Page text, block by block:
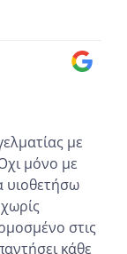
με
μόνο με
υιοθετήσω
στις
κάθε